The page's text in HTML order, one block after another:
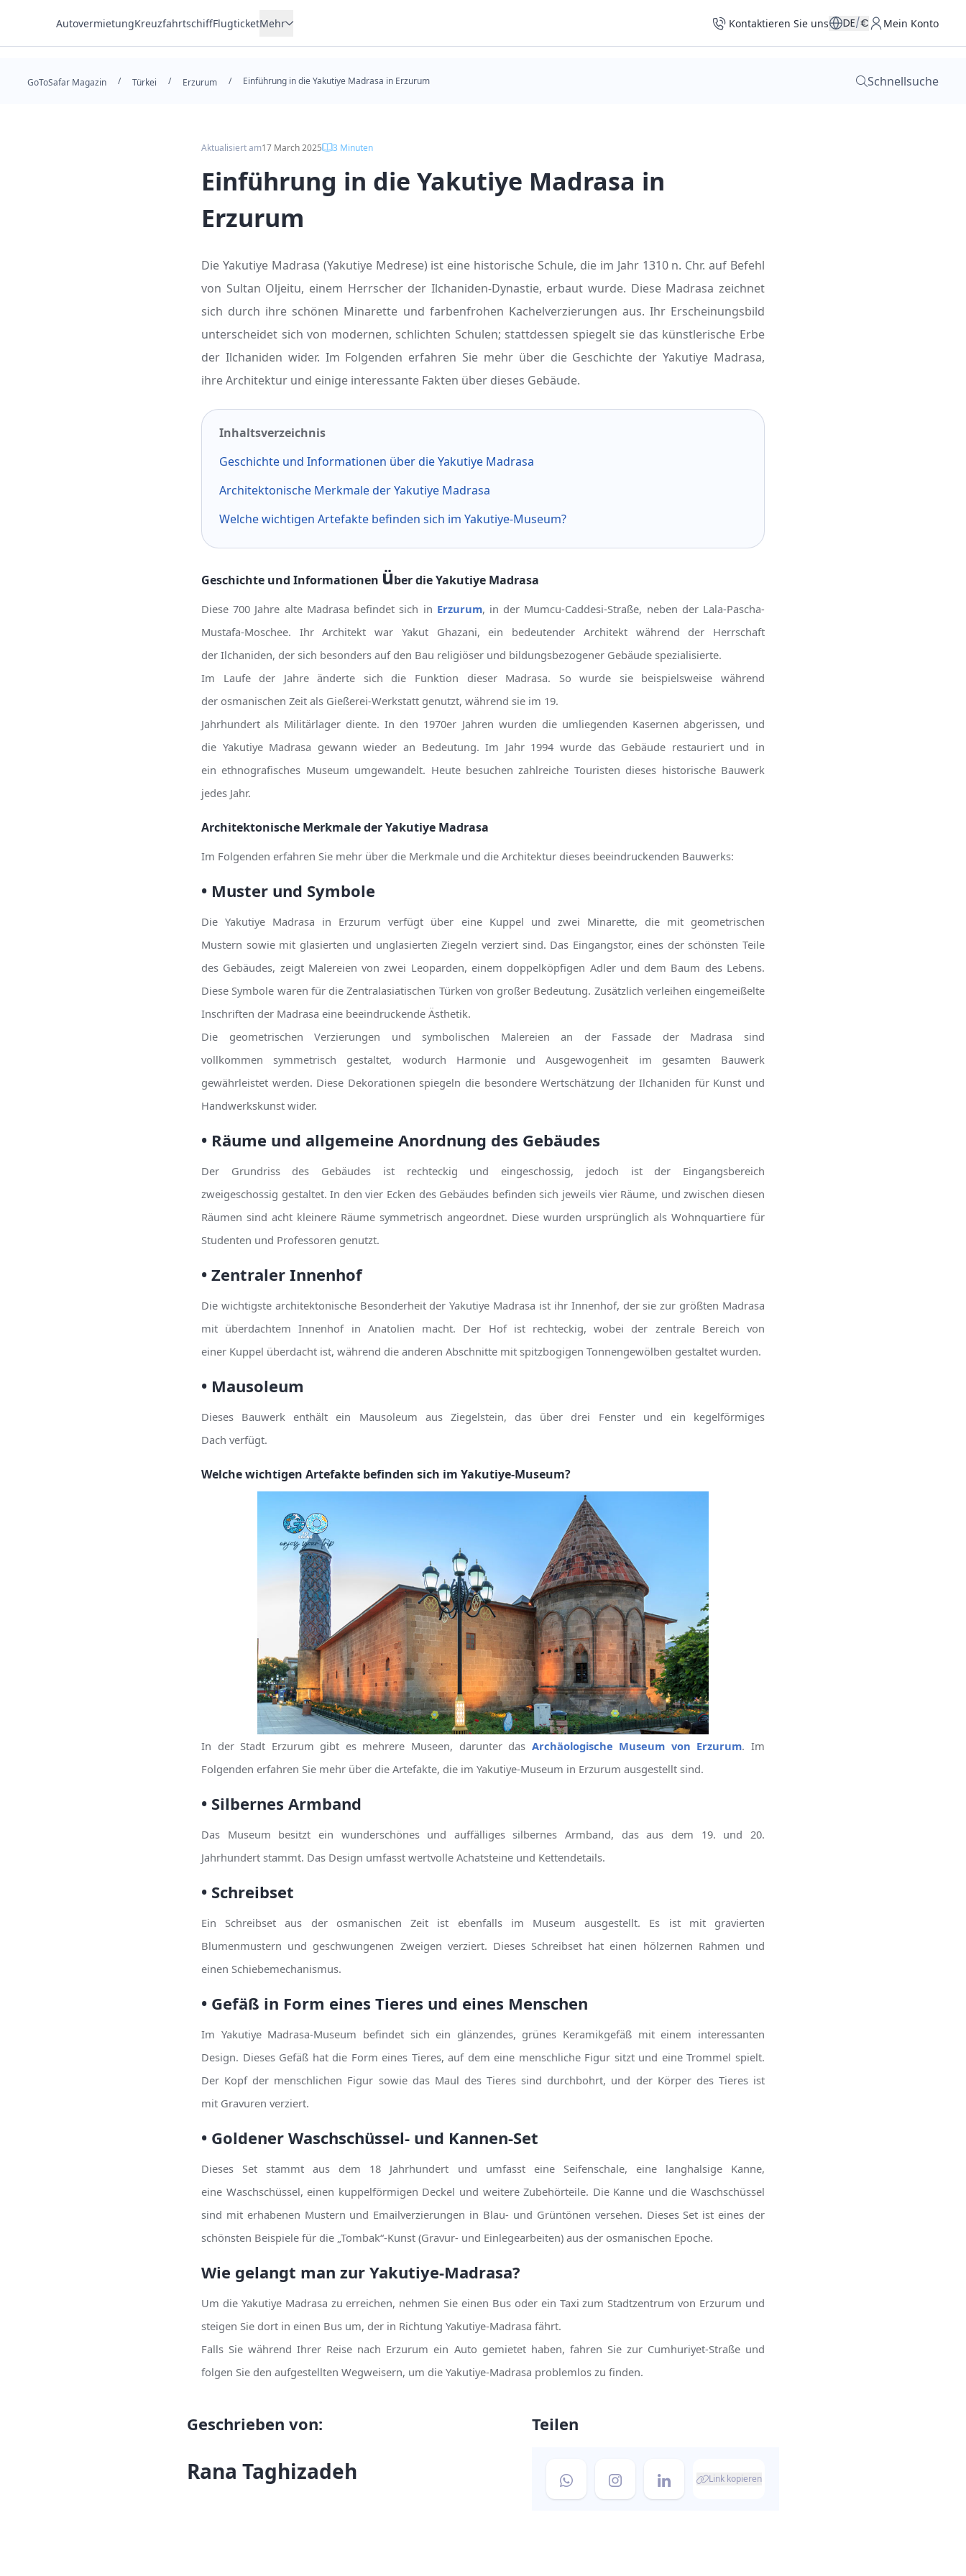
AutovermietungKreuzfahrtschiffFlugticketMehr
Hotel
Kontaktieren Sie uns DE/€ Mein Konto
GoToSafar Magazin / Türkei / Erzurum / Einführung in die Yakutiye Madrasa in Erzurum Schnellsuche
Aktualisiert am17 March 2025 3 Minuten
Einführung in die Yakutiye Madrasa in
Erzurum
Die Yakutiye Madrasa (Yakutiye Medrese) ist eine historische Schule, die im Jahr 1310 n. Chr. auf Befehl
von Sultan Oljeitu, einem Herrscher der Ilchaniden-Dynastie, erbaut wurde. Diese Madrasa zeichnet
sich durch ihre schönen Minarette und farbenfrohen Kachelverzierungen aus. Ihr Erscheinungsbild
unterscheidet sich von modernen, schlichten Schulen; stattdessen spiegelt sie das künstlerische Erbe
der Ilchaniden wider. Im Folgenden erfahren Sie mehr über die Geschichte der Yakutiye Madrasa,
ihre Architektur und einige interessante Fakten über dieses Gebäude.
Inhaltsverzeichnis
Geschichte und Informationen über die Yakutiye Madrasa
Architektonische Merkmale der Yakutiye Madrasa
Welche wichtigen Artefakte befinden sich im Yakutiye-Museum?
Geschichte und Informationen über die Yakutiye Madrasa
Diese 700 Jahre alte Madrasa befindet sich in Erzurum, in der Mumcu-Caddesi-Straße, neben der Lala-Pascha-
Mustafa-Moschee. Ihr Architekt war Yakut Ghazani, ein bedeutender Architekt während der Herrschaft
der Ilchaniden, der sich besonders auf den Bau religiöser und bildungsbezogener Gebäude spezialisierte.
Im Laufe der Jahre änderte sich die Funktion dieser Madrasa. So wurde sie beispielsweise während
der osmanischen Zeit als Gießerei-Werkstatt genutzt, während sie im 19.
Jahrhundert als Militärlager diente. In den 1970er Jahren wurden die umliegenden Kasernen abgerissen, und
die Yakutiye Madrasa gewann wieder an Bedeutung. Im Jahr 1994 wurde das Gebäude restauriert und in
ein ethnografisches Museum umgewandelt. Heute besuchen zahlreiche Touristen dieses historische Bauwerk
jedes Jahr.
Architektonische Merkmale der Yakutiye Madrasa
Im Folgenden erfahren Sie mehr über die Merkmale und die Architektur dieses beeindruckenden Bauwerks:
• Muster und Symbole
Die Yakutiye Madrasa in Erzurum verfügt über eine Kuppel und zwei Minarette, die mit geometrischen
Mustern sowie mit glasierten und unglasierten Ziegeln verziert sind. Das Eingangstor, eines der schönsten Teile
des Gebäudes, zeigt Malereien von zwei Leoparden, einem doppelköpfigen Adler und dem Baum des Lebens.
Diese Symbole waren für die Zentralasiatischen Türken von großer Bedeutung. Zusätzlich verleihen eingemeißelte
Inschriften der Madrasa eine beeindruckende Ästhetik.
Die geometrischen Verzierungen und symbolischen Malereien an der Fassade der Madrasa sind
vollkommen symmetrisch gestaltet, wodurch Harmonie und Ausgewogenheit im gesamten Bauwerk
gewährleistet werden. Diese Dekorationen spiegeln die besondere Wertschätzung der Ilchaniden für Kunst und
Handwerkskunst wider.
• Räume und allgemeine Anordnung des Gebäudes
Der Grundriss des Gebäudes ist rechteckig und eingeschossig, jedoch ist der Eingangsbereich
zweigeschossig gestaltet. In den vier Ecken des Gebäudes befinden sich jeweils vier Räume, und zwischen diesen
Räumen sind acht kleinere Räume symmetrisch angeordnet. Diese wurden ursprünglich als Wohnquartiere für
Studenten und Professoren genutzt.
• Zentraler Innenhof
Die wichtigste architektonische Besonderheit der Yakutiye Madrasa ist ihr Innenhof, der sie zur größten Madrasa
mit überdachtem Innenhof in Anatolien macht. Der Hof ist rechteckig, wobei der zentrale Bereich von
einer Kuppel überdacht ist, während die anderen Abschnitte mit spitzbogigen Tonnengewölben gestaltet wurden.
• Mausoleum
Dieses Bauwerk enthält ein Mausoleum aus Ziegelstein, das über drei Fenster und ein kegelförmiges
Dach verfügt.
Welche wichtigen Artefakte befinden sich im Yakutiye-Museum?
In der Stadt Erzurum gibt es mehrere Museen, darunter das Archäologische Museum von Erzurum. Im
Folgenden erfahren Sie mehr über die Artefakte, die im Yakutiye-Museum in Erzurum ausgestellt sind.
• Silbernes Armband
Das Museum besitzt ein wunderschönes und auffälliges silbernes Armband, das aus dem 19. und 20.
Jahrhundert stammt. Das Design umfasst wertvolle Achatsteine und Kettendetails.
• Schreibset
Ein Schreibset aus der osmanischen Zeit ist ebenfalls im Museum ausgestellt. Es ist mit gravierten
Blumenmustern und geschwungenen Zweigen verziert. Dieses Schreibset hat einen hölzernen Rahmen und
einen Schiebemechanismus.
• Gefäß in Form eines Tieres und eines Menschen
Im Yakutiye Madrasa-Museum befindet sich ein glänzendes, grünes Keramikgefäß mit einem interessanten
Design. Dieses Gefäß hat die Form eines Tieres, auf dem eine menschliche Figur sitzt und eine Trommel spielt.
Der Kopf der menschlichen Figur sowie das Maul des Tieres sind durchbohrt, und der Körper des Tieres ist
mit Gravuren verziert.
• Goldener Waschschüssel- und Kannen-Set
Dieses Set stammt aus dem 18 Jahrhundert und umfasst eine Seifenschale, eine langhalsige Kanne,
eine Waschschüssel, einen kuppelförmigen Deckel und weitere Zubehörteile. Die Kanne und die Waschschüssel
sind mit erhabenen Mustern und Emailverzierungen in Blau- und Grüntönen versehen. Dieses Set ist eines der
schönsten Beispiele für die „Tombak“-Kunst (Gravur- und Einlegearbeiten) aus der osmanischen Epoche.
Wie gelangt man zur Yakutiye-Madrasa?
Um die Yakutiye Madrasa zu erreichen, nehmen Sie einen Bus oder ein Taxi zum Stadtzentrum von Erzurum und
steigen Sie dort in einen Bus um, der in Richtung Yakutiye-Madrasa fährt.
Falls Sie während Ihrer Reise nach Erzurum ein Auto gemietet haben, fahren Sie zur Cumhuriyet-Straße und
folgen Sie den aufgestellten Wegweisern, um die Yakutiye-Madrasa problemlos zu finden.
Geschrieben von:
Rana Taghizadeh
Teilen
Link kopieren